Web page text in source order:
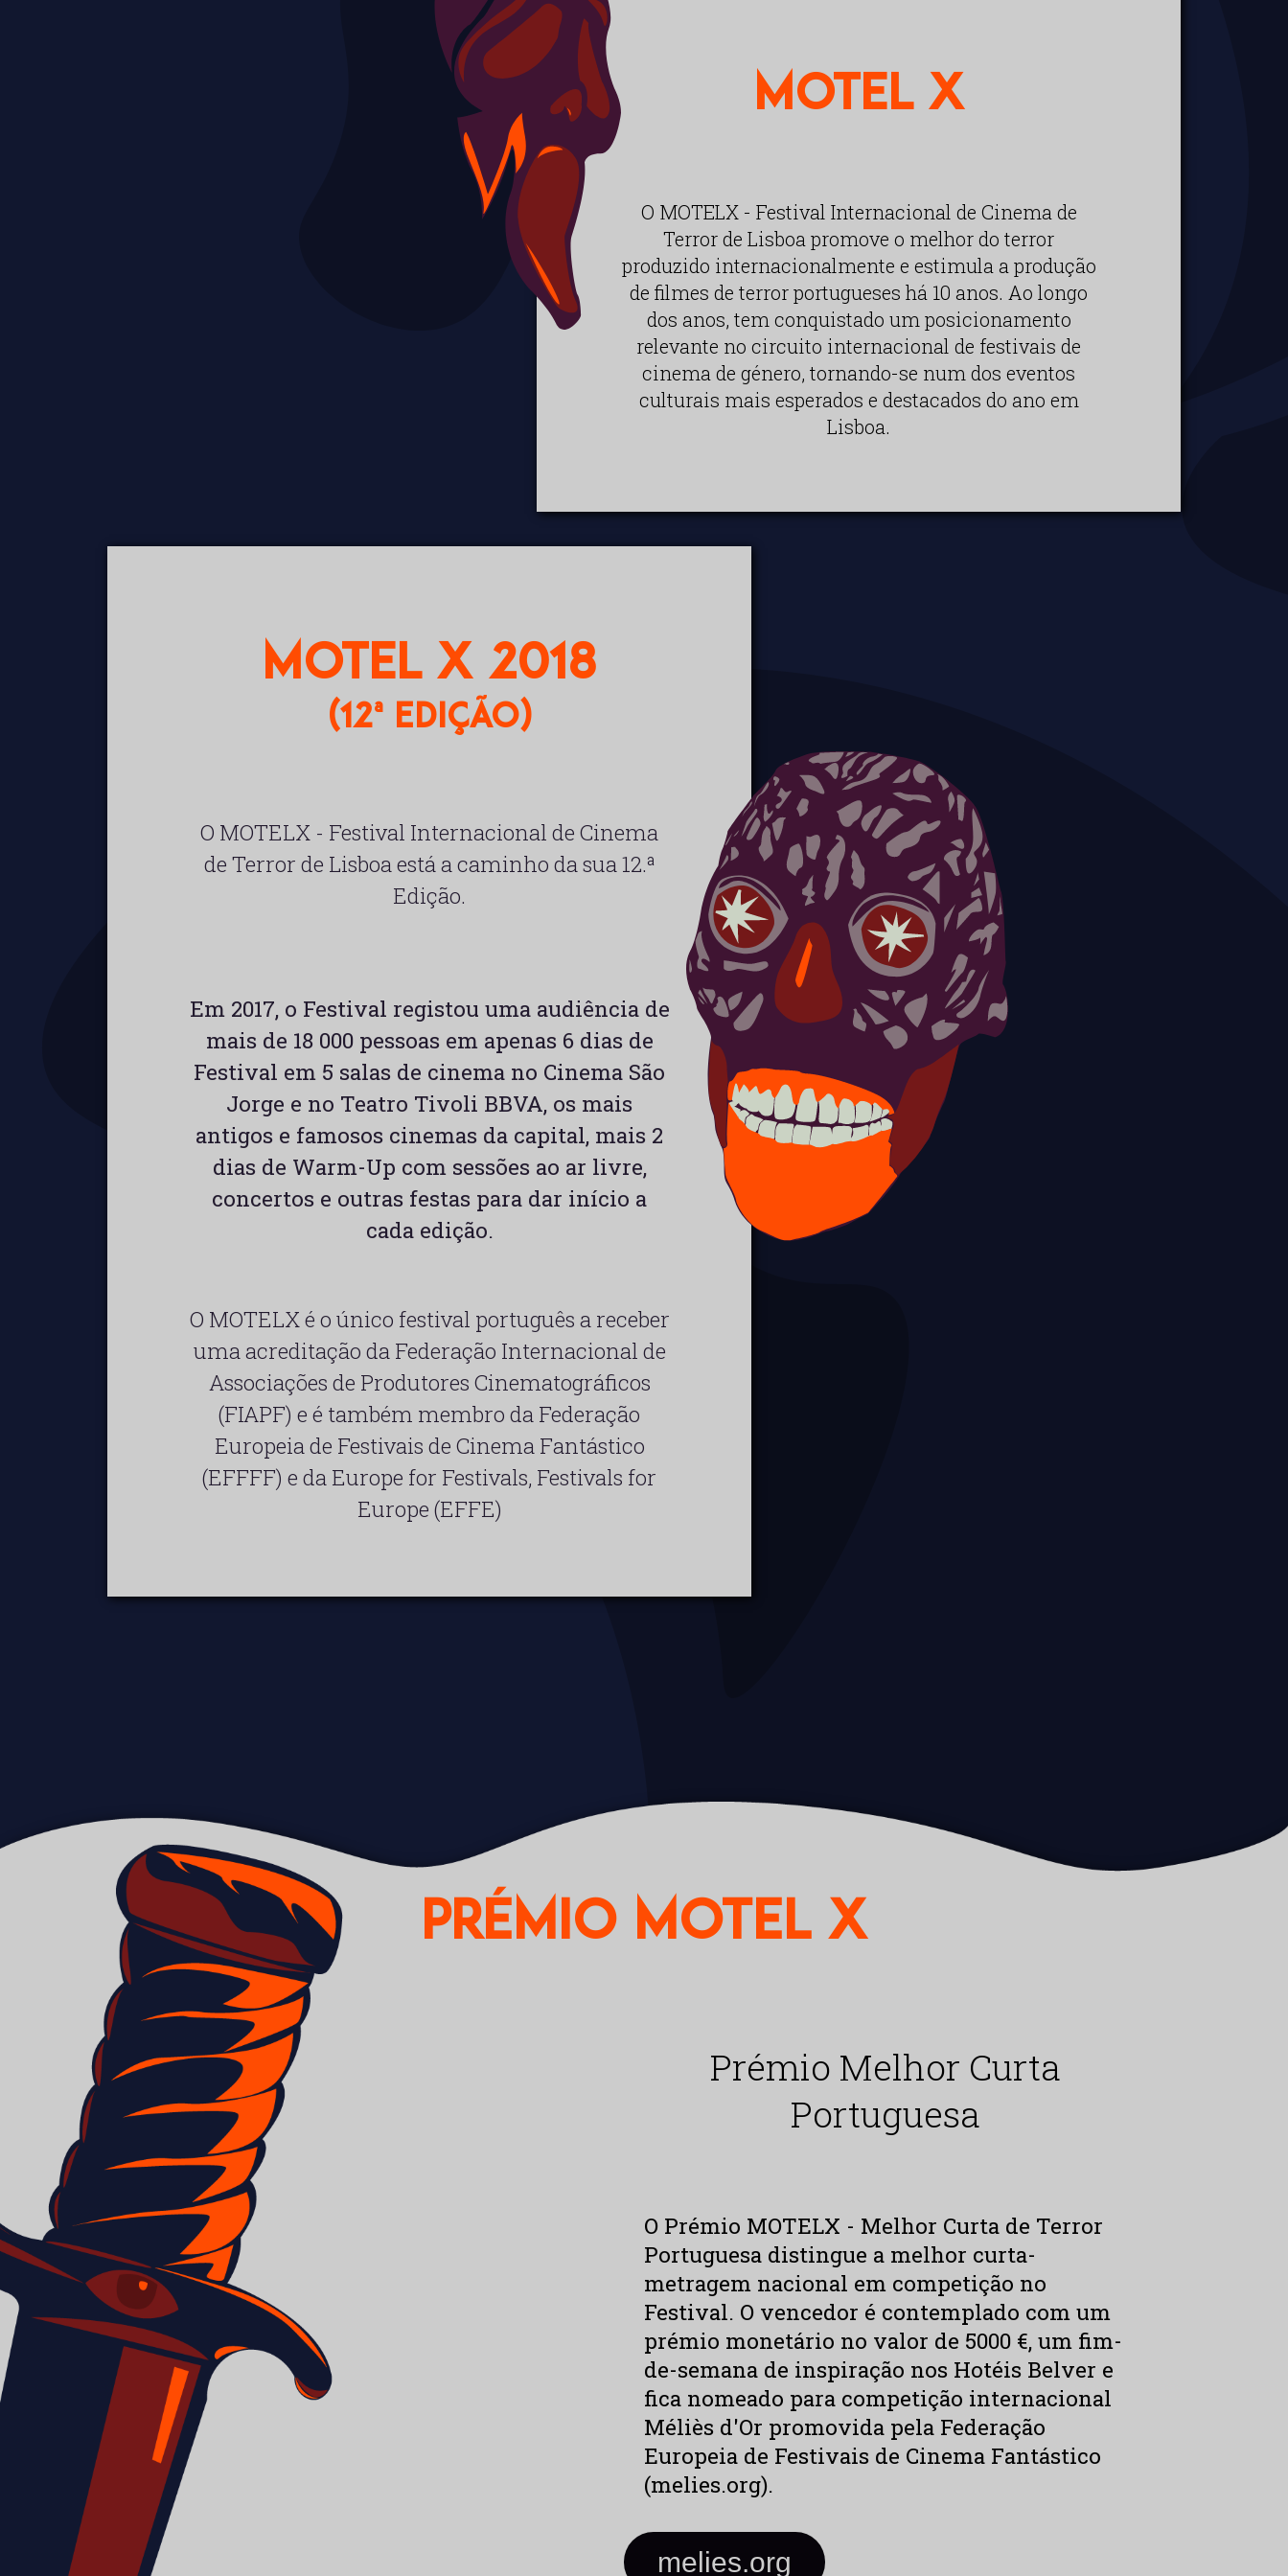
MOTEL X
O MOTELX - Festival Internacional de Cinema de
Terror de Lisboa promove o melhor do terror
produzido internacionalmente e estimula a produção
de filmes de terror portugueses há 10 anos. Ao longo
dos anos, tem conquistado um posicionamento
relevante no circuito internacional de festivais de
cinema de género, tornando-se num dos eventos
culturais mais esperados e destacados do ano em
Lisboa.
MOTEL X 2018
(12ª Edição)
O MOTELX - Festival Internacional de Cinema
de Terror de Lisboa está a caminho da sua 12.ª
Edição.
Em 2017, o Festival registou uma audiência de
mais de 18 000 pessoas em apenas 6 dias de
Festival em 5 salas de cinema no Cinema São
Jorge e no Teatro Tivoli BBVA, os mais
antigos e famosos cinemas da capital, mais 2
dias de Warm-Up com sessões ao ar livre,
concertos e outras festas para dar início a
cada edição.
O MOTELX é o único festival português a receber
uma acreditação da Federação Internacional de
Associações de Produtores Cinematográficos
(FIAPF) e é também membro da Federação
Europeia de Festivais de Cinema Fantástico
(EFFFF) e da Europe for Festivals, Festivals for
Europe (EFFE)
Prémio Motel X
Prémio Melhor Curta
Portuguesa
O Prémio MOTELX - Melhor Curta de Terror
Portuguesa distingue a melhor curta-
metragem nacional em competição no
Festival. O vencedor é contemplado com um
prémio monetário no valor de 5000 €, um fim-
de-semana de inspiração nos Hotéis Belver e
fica nomeado para competição internacional
Méliès d'Or promovida pela Federação
Europeia de Festivais de Cinema Fantástico
(melies.org).
melies.org